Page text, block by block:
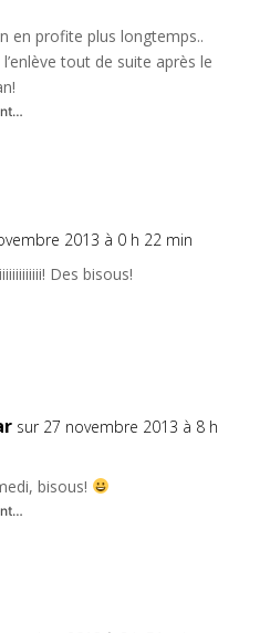
en profite plus longtemps..
tout de suite après le
2013 à 0 h 22 min
Des bisous!
sur 27 novembre 2013 à 8 h
bisous!